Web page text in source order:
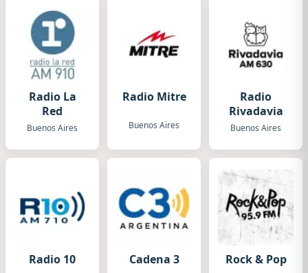
Radio La
Red
Buenos Aires
Radio Mitre
Buenos Aires
Radio
Rivadavia
Buenos Aires
Radio 10 Cadena 3 Rock & Pop